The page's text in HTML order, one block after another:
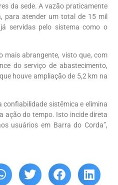
da sede. A vazão praticamente
para atender um total de 15 mil
servidas pelo sistema como o
mais abrangente, visto que, com
do serviço de abastecimento,
houve ampliação de 5,2 km na
sistêmica e elimina
ação do tempo. Isto incide direta
usuários em Barra do Corda”,